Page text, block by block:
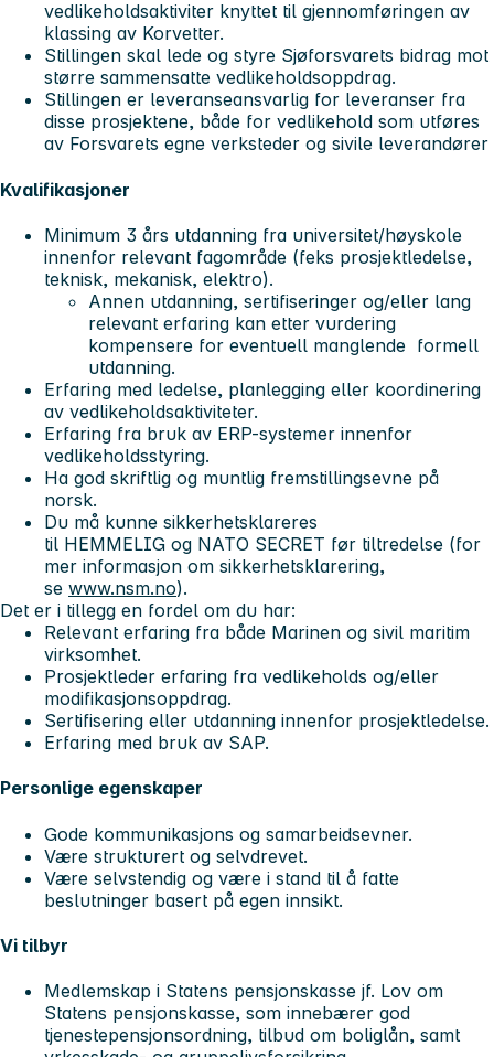
vedlikeholdsaktiviter knyttet til gjennomføringen av
klassing av Korvetter.
Stillingen skal lede og styre Sjøforsvarets bidrag mot
større sammensatte vedlikeholdsoppdrag.
Stillingen er leveranseansvarlig for leveranser fra
disse prosjektene, både for vedlikehold som utføres
av Forsvarets egne verksteder og sivile leverandører
Kvalifikasjoner
Minimum 3 års utdanning fra universitet/høyskole
innenfor relevant fagområde (feks prosjektledelse,
teknisk, mekanisk, elektro).
Annen utdanning, sertifiseringer og/eller lang
relevant erfaring kan etter vurdering
kompensere for eventuell manglende formell
utdanning.
Erfaring med ledelse, planlegging eller koordinering
av vedlikeholdsaktiviteter.
Erfaring fra bruk av ERP-systemer innenfor
vedlikeholdsstyring.
Ha god skriftlig og muntlig fremstillingsevne på
norsk.
Du må kunne sikkerhetsklareres
til HEMMELIG og NATO SECRET før tiltredelse (for
mer informasjon om sikkerhetsklarering,
se www.nsm.no).
Det er i tillegg en fordel om du har:
Relevant erfaring fra både Marinen og sivil maritim
virksomhet.
Prosjektleder erfaring fra vedlikeholds og/eller
modifikasjonsoppdrag.
Sertifisering eller utdanning innenfor prosjektledelse.
Erfaring med bruk av SAP.
Personlige egenskaper
Gode kommunikasjons og samarbeidsevner.
Være strukturert og selvdrevet.
Være selvstendig og være i stand til å fatte
beslutninger basert på egen innsikt.
Vi tilbyr
Medlemskap i Statens pensjonskasse jf. Lov om
Statens pensjonskasse, som innebærer god
tjenestepensjonsordning, tilbud om boliglån, samt